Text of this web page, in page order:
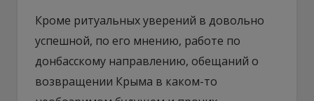
Кроме ритуальных уверений в довольно
успешной, по его мнению, работе по
донбасскому направлению, обещаний о
возвращении Крыма в каком-то